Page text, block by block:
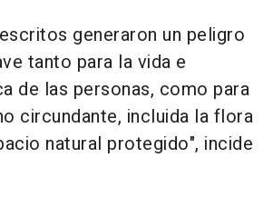
generaron un peligro
tanto para la vida e
de las personas, como para
circundante, incluida la flora
natural protegido", incide